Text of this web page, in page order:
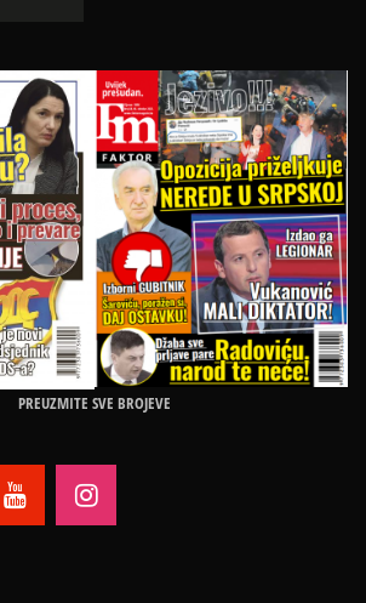
PREUZMITE SVE BROJEVE